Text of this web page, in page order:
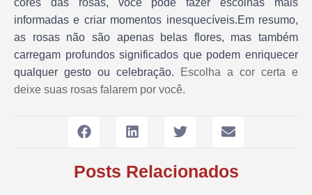
cores das rosas, você pode fazer escolhas mais
informadas e criar momentos inesquecíveis.Em resumo,
as rosas não são apenas belas flores, mas também
carregam profundos significados que podem enriquecer
qualquer gesto ou celebração.
Escolha a cor certa e
deixe suas rosas falarem por você.
Posts Relacionados